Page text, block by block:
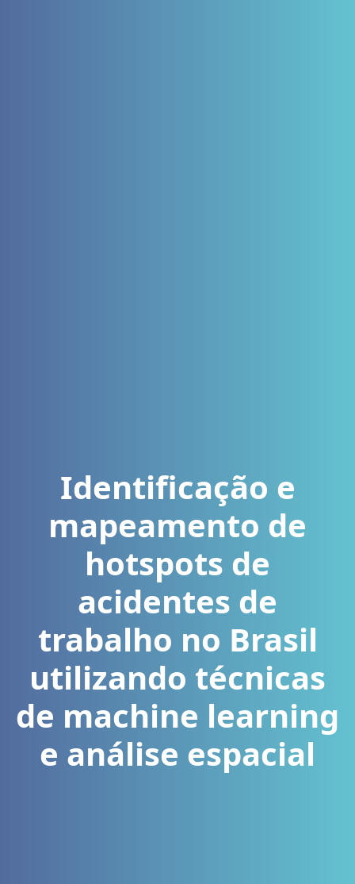
Identificação e
mapeamento de
hotspots de
acidentes de
trabalho no Brasil
utilizando técnicas
de machine learning
e análise espacial